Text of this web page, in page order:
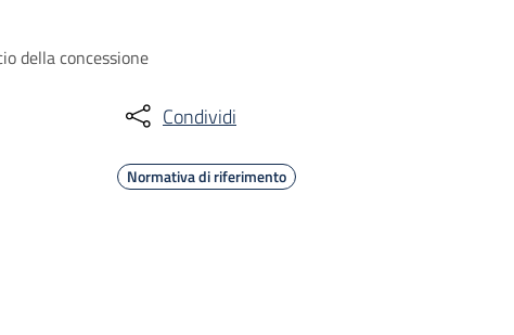
della concessione
Condividi
Normativa di riferimento